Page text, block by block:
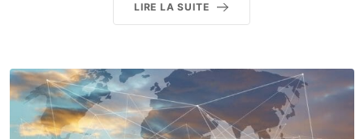
LIRE LA SUITE